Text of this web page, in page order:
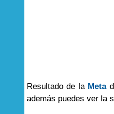
Resultado de la Meta
además puedes ver la